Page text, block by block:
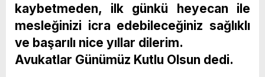
kaybetmeden, ilk günkü heyecan ile
mesleğinizi icra edebileceğiniz sağlıklı
ve başarılı nice yıllar dilerim.
Avukatlar Günümüz Kutlu Olsun dedi.